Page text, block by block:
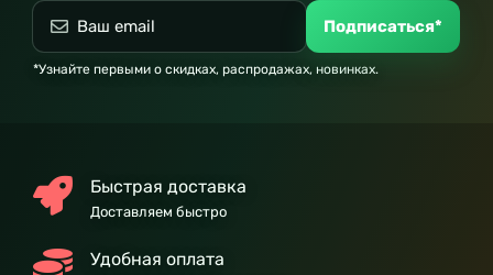
Подписаться*
*Узнайте первыми о скидках, распродажах, новинках.
Быстрая доставка
Доставляем быстро
Удобная оплата